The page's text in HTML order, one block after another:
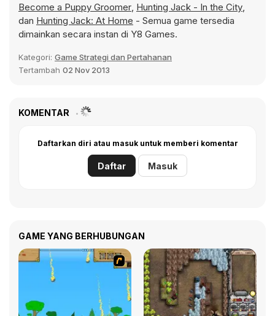
Become a Puppy Groomer, Hunting Jack - In the City,
dan Hunting Jack: At Home - Semua game tersedia
dimainkan secara instan di Y8 Games.
Kategori: Game Strategi dan Pertahanan
Tertambah 02 Nov 2013
KOMENTAR
Daftarkan diri atau masuk untuk memberi komentar
Daftar Masuk
GAME YANG BERHUBUNGAN